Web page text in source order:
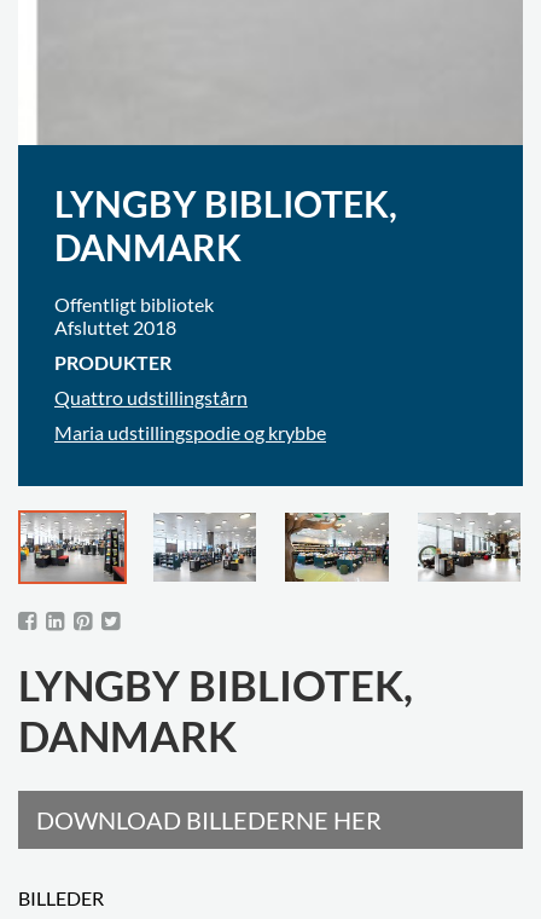
LYNGBY BIBLIOTEK,
DANMARK
Offentligt bibliotek
Afsluttet 2018
PRODUKTER
Quattro udstillingstårn
Maria udstillingspodie og krybbe
LYNGBY BIBLIOTEK,
DANMARK
DOWNLOAD BILLEDERNE HER
BILLEDER